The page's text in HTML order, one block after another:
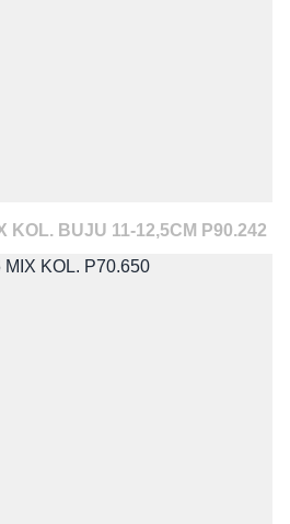
KOL. BUJU 11-12,5CM P90.242